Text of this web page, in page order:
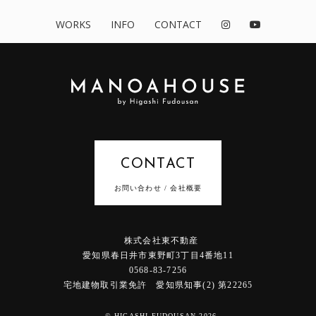
WORKS INFO CONTACT
CONTACT
お問い合わせ / 会社概要
株式会社東不動産
愛知県春日井市東野町3丁目4番地11
0568-83-7256
宅地建物取引業免許 愛知県知事(2) 第22265